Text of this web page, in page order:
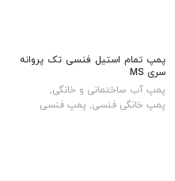
پمپ تمام استیل فنسی تک پروانه
سری MS
پمپ آب ساختمانی و خانگی,
پمپ خانگی فنسی, پمپ فنسی